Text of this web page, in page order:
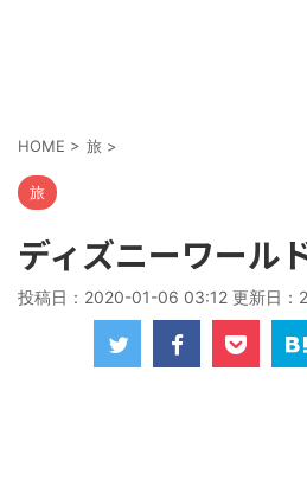
HOME > 旅 >
旅
ディズニーワール
投稿日：2020-01-06 03:12 更新日：